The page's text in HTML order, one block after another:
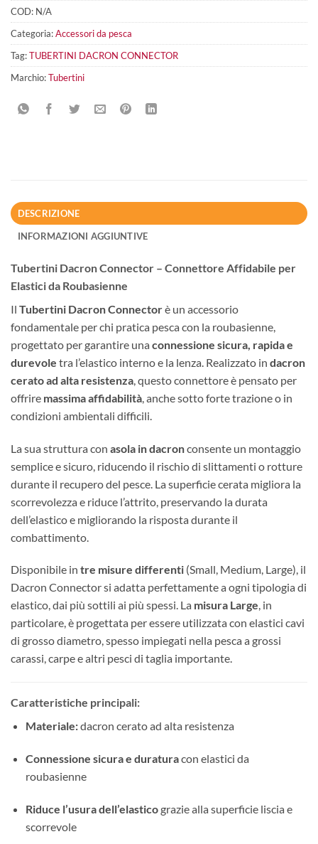
COD: N/A
Categoria:Accessori da pesca
Tag:TUBERTINI DACRON CONNECTOR
Marchio:Tubertini
DESCRIZIONE
INFORMAZIONI AGGIUNTIVE
Tubertini Dacron Connector – Connettore Affidabile per
Elastici da Roubasienne
Il Tubertini Dacron Connectorè un accessorio
fondamentale per chi pratica pesca con la roubasienne,
progettato per garantire una connessione sicura, rapida e
durevole tra l’elastico interno e la lenza. Realizzato in dacron
cerato ad alta resistenza, questo connettore è pensato per
offrire massima affidabilità, anche sotto forte trazione o in
condizioni ambientali difficili.
La sua struttura con asola in dacronconsente un montaggio
semplice e sicuro, riducendo il rischio di slittamenti o rotture
durante il recupero del pesce. La superficie cerata migliora la
scorrevolezza e riduce l’attrito, preservando la durata
dell’elastico e migliorando la risposta durante il
combattimento.
Disponibile in tre misure differenti (Small, Medium, Large), il
Dacron Connector si adatta perfettamente a ogni tipologia di
elastico, dai più sottili ai più spessi. La misura Large, in
particolare, è progettata per essere utilizzata con elastici cavi
di grosso diametro, spesso impiegati nella pesca a grossi
carassi, carpe e altri pesci di taglia importante.
Caratteristiche principali:
Materiale:dacron cerato ad alta resistenza
Connessione sicura e duraturacon elastici da
roubasienne
Riduce l’usura dell’elasticograzie alla superficie liscia e
scorrevole